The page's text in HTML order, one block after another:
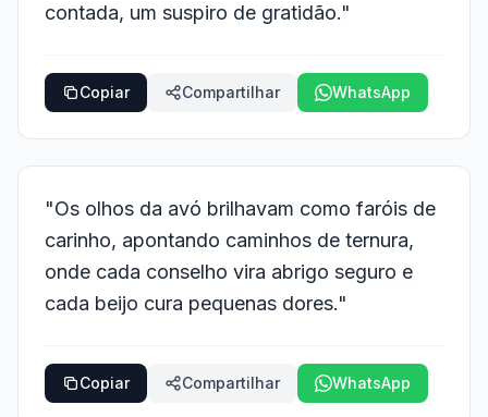
contada, um suspiro de gratidão."
Copiar Compartilhar WhatsApp
"Os olhos da avó brilhavam como faróis de
carinho, apontando caminhos de ternura,
onde cada conselho vira abrigo seguro e
cada beijo cura pequenas dores."
Copiar Compartilhar WhatsApp